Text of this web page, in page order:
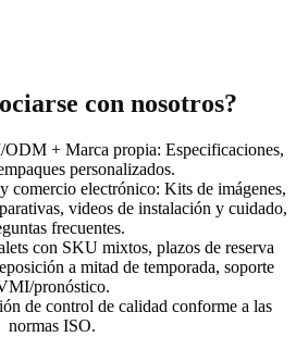
tela, en general, se cosen con tela
con nosotros?
+ Marca propia: Especificaciones,
personalizados.
comercio electrónico: Kits de imágenes,
videos de instalación y cuidado,
frecuentes.
con SKU mixtos, plazos de reserva
a mitad de temporada, soporte
pronóstico.
de control de calidad conforme a las
normas ISO.